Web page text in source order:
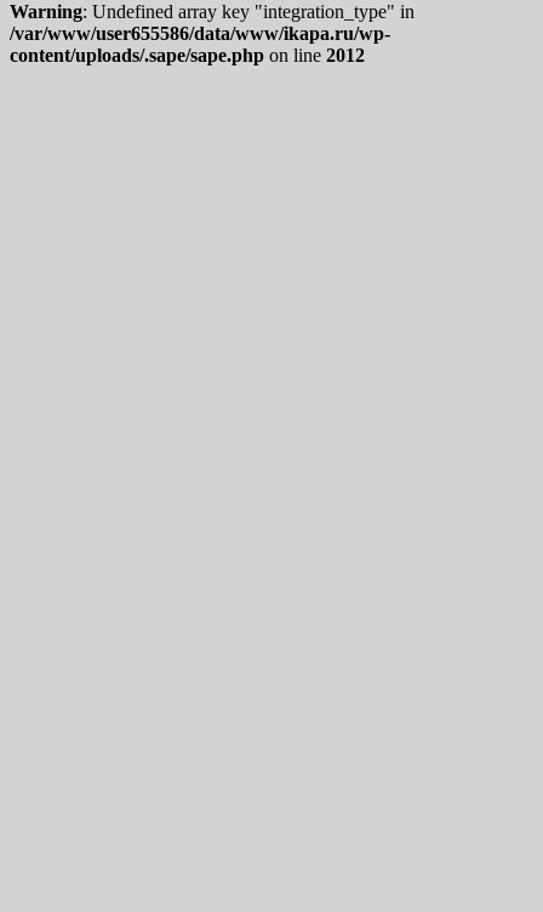
Warning: Undefined array key "integration_type" in
/var/www/user655586/data/www/ikapa.ru/wp-
content/uploads/.sape/sape.php on line 2012